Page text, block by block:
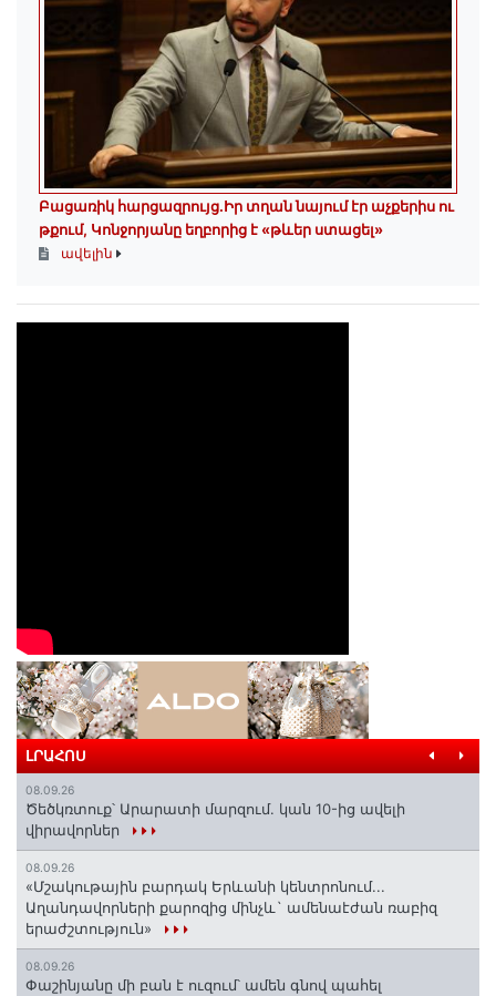
Բացառիկ հարցազրույց.Իր տղան նայում էր աչքերիս ու
թքում, Կոնջորյանը եղբորից է «թևեր ստացել»
ավելին
ԼՐԱՀՈՍ
08.09.26
Ծեծկռտուք՝ Արարատի մարզում. կան 10-ից ավելի
վիրավորներ
08.09.26
«Մշակութային բարդակ Երևանի կենտրոնում...
Աղանդավորների քարոզից մինչև` ամենաէժան ռաբիզ
երաժշտություն»
08.09.26
Փաշինյանը մի բան է ուզում՝ ամեն գնով պահել